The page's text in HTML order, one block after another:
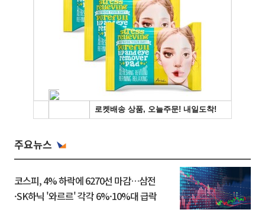
주요뉴스
코스피, 4% 하락에 6270선 마감…삼전
·SK하닉 '와르르' 각각 6%·10%대 급락